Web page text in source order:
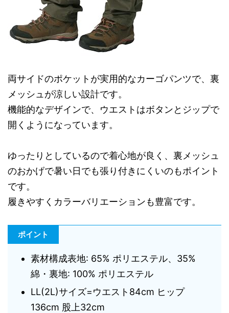
両サイドのポケットが実用的なカーゴパンツで、裏
メッシュが涼しい設計です。
機能的なデザインで、ウエストはボタンとジップで
開くようになっています。
ゆったりとしているので着心地が良く、裏メッシュ
のおかげで暑い日でも張り付きにくいのもポイント
です。
履きやすくカラーバリエーションも豊富です。
ポイント
素材構成表地: 65% ポリエステル、35%
綿・裏地: 100% ポリエステル
LL(2L)サイズ=ウエスト84cm ヒップ
136cm 股上32cm